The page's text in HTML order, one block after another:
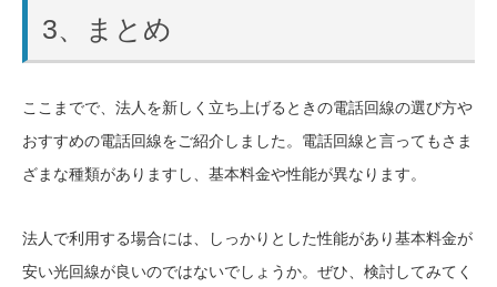
3、まとめ
ここまでで、法人を新しく立ち上げるときの電話回線の選び方や
おすすめの電話回線をご紹介しました。電話回線と言ってもさま
ざまな種類がありますし、基本料金や性能が異なります。
法人で利用する場合には、しっかりとした性能があり基本料金が
安い光回線が良いのではないでしょうか。ぜひ、検討してみてく